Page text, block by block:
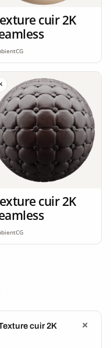
cuir 2K
cuir 2K
cuir 2K